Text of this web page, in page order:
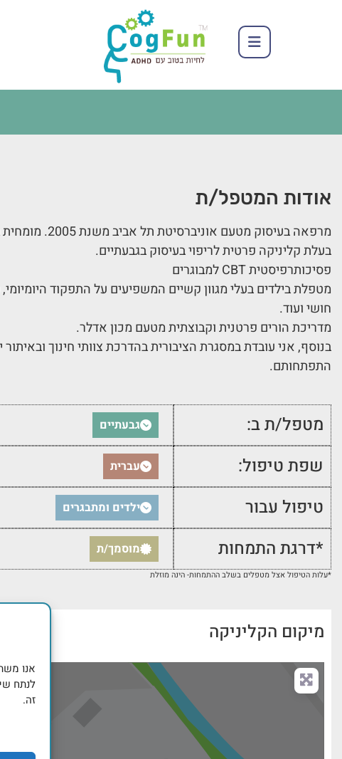
לנתח
זה.
אודות המטפל/ת
מרפאה בעיסוק מטעם אוניברסיטת תל אביב משנת 2005. מומחית בטיפול cog fun ילדים.
בעלת קליניקה פרטית לריפוי בעיסוק בגבעתיים.
פסיכותרפיסטית CBT למבוגרים
מטפלת בילדים בעלי מגוון קשיים המשפיעים על התפקוד היומיומי,
חושי ועוד.
מדריכת הורים פרטנית וקבוצתית מטעם מכון אדלר.
בנוסף, אני עובדת במסגרת הציבורית בהדרכת צוותי חינוך ובאיתור
התפתחותם.
מטפל/ת ב: גבעתיים
שפת טיפול: עברית
טיפול עבור ילדים ומתבגרים
*דרגת התמחות מוסמך/ת
*עלות הטיפול אצל מטפלים בשלב ההתמחות- הינה מוזלת
מיקום הקליניקה